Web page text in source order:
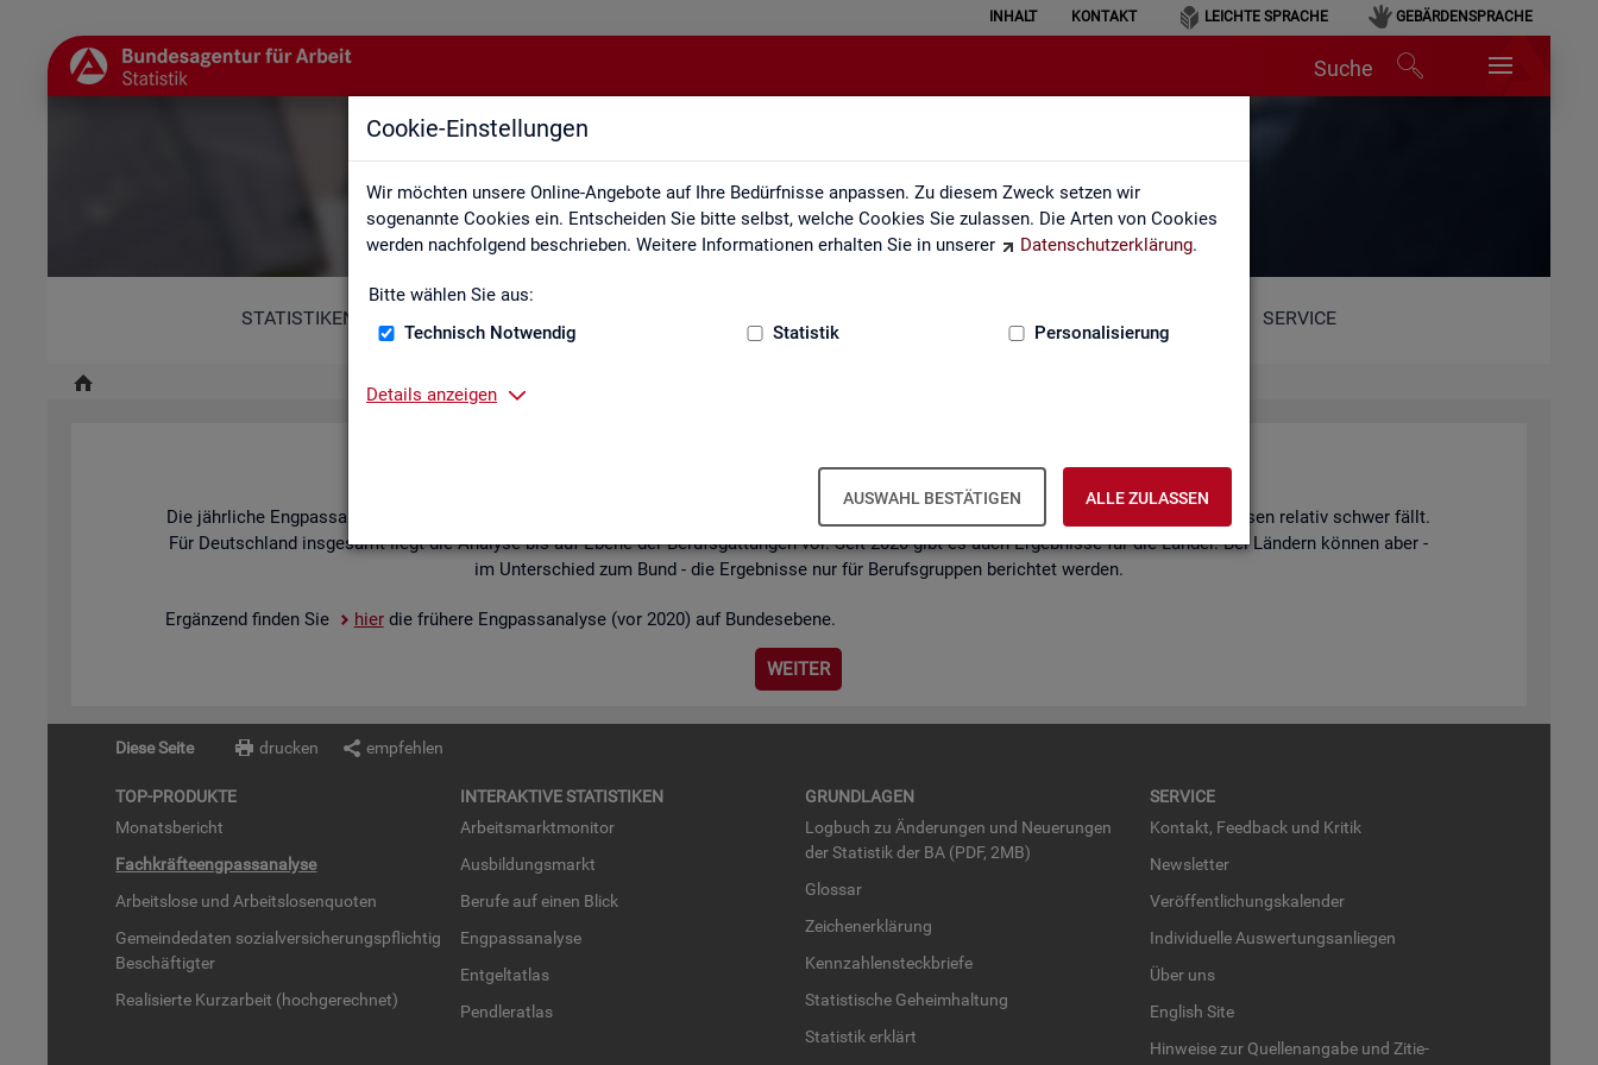
Cookie-Einstellungen
Wir möchten unsere Online-Angebote auf Ihre Bedürfnisse anpassen. Zu diesem Zweck setzen wir
sogenannte Cookies ein. Entscheiden Sie bitte selbst, welche Cookies Sie zulassen. Die Arten von Cookies
werden nachfolgend beschrieben. Weitere Informationen erhalten Sie in unserer
Datenschutzerklärung.
Bitte wählen Sie aus:
Technisch Notwendig
Statistik Personalisierung
Details anzeigen
AUSWAHL BESTÄTIGEN ALLE ZULASSEN
INHALT KONTAKT LEICHTE SPRACHE GEBÄRDENSPRACHE
Suche
Fachkräfteengpassanalyse
STATISTIKEN SERVICE
Fach­kräf­te­eng­pass­ana­ly­se (inkl. Da­ten­an­hang)
Die jähr­li­che Eng­pass­ana­ly­se der BA stellt dar, in wel­chen Be­ru­fen die Be­set­zung von ge­mel­de­ten Stel­len auf­grund von Fach­kräf­te­eng­päs­sen re­la­tiv schwer fällt.
Für Deutsch­land ins­ge­samt liegt die Ana­ly­se bis auf Ebene der Be­rufs­gat­tun­gen vor. Seit 2020 gibt es auch Er­geb­nis­se für die Län­der. Bei Län­dern kön­nen aber -
im Un­ter­schied zum Bund - die Er­geb­nis­se nur für Be­rufs­grup­pen be­rich­tet wer­den.
Er­gän­zend fin­den Sie hierdie frü­he­re Eng­pass­ana­ly­se (vor 2020) auf Bun­des­ebe­ne.
WEI­TER
Diese Seite drucken empfehlen
TOP-PRO­DUK­TE
Mo­nats­be­richt
Fach­kräf­te­eng­pass­ana­ly­se
Ar­beits­lo­se und Ar­beits­lo­sen­quo­ten
Ge­mein­de­da­ten so­zi­al­ver­si­che­rungs­pflich­tig
Be­schäf­tig­ter
Rea­li­sier­te Kurz­ar­beit (hoch­ge­rech­net)
IN­TER­AK­TI­VE STA­TIS­TI­KEN
Ar­beits­markt­mo­ni­tor
Aus­bil­dungs­markt
Be­ru­fe auf einen Blick
Eng­pass­ana­ly­se
Ent­gel­t­at­las
Pend­ler­at­las
GRUND­LA­GEN
Log­buch zu Än­de­run­gen und Neue­run­gen
der Sta­tis­tik der BA (PDF, 2MB)
Glos­sar
Zei­chen­er­klä­rung
Kenn­zah­len­steck­brie­fe
Sta­tis­ti­sche Ge­heim­hal­tung
Sta­tis­tik er­klärt
SER­VICE
Kon­takt, Feed­back und Kri­tik
News­let­ter
Ver­öf­fent­li­chungs­ka­len­der
In­di­vi­du­el­le Aus­wer­tungs­an­lie­gen
Über uns
English Site
Hin­wei­se zur Quel­len­an­ga­be und Zi­tie­